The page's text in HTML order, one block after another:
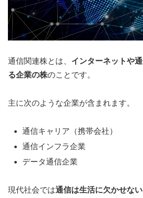
通信関連株とは、 インターネットや
る企業の株のことです。
主に次のような企業が含まれます。
通信キャリア（携帯会社）
通信インフラ企業
データ通信企業
現代社会では通信は生活に欠かせな